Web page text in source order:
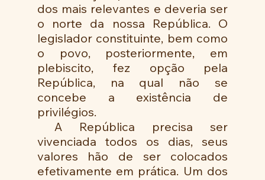
dos mais relevantes e deveria ser
o norte da nossa República. O
legislador constituinte, bem como
o povo, posteriormente, em
plebiscito, fez opção pela
República, na qual não se
concebe a existência de
privilégios.
vivenciada todos os dias, seus
valores hão de ser colocados
efetivamente em prática. Um dos